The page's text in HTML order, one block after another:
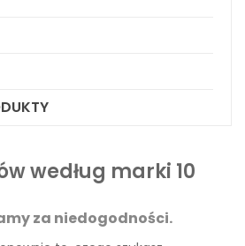
według marki 10
za niedogodności.